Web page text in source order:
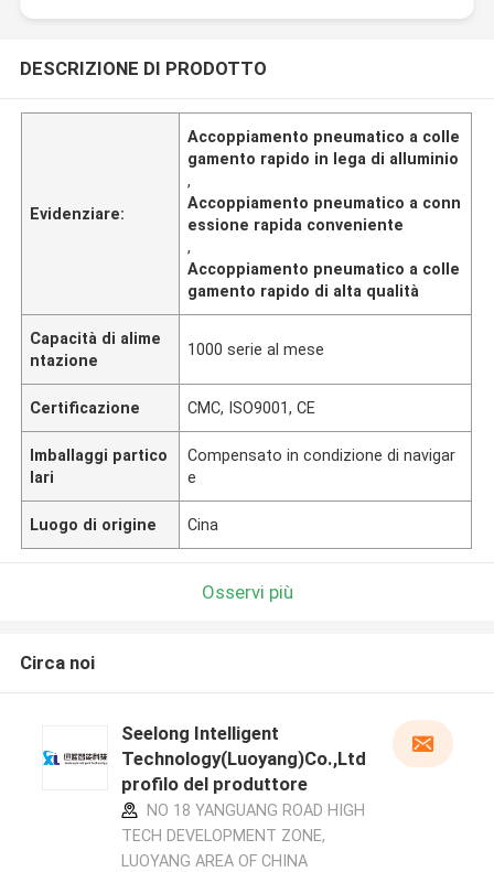
DESCRIZIONE DI PRODOTTO
Evidenziare:
Accoppiamento pneumatico a colle
gamento rapido in lega di alluminio
,
Accoppiamento pneumatico a conn
essione rapida conveniente
,
Accoppiamento pneumatico a colle
gamento rapido di alta qualità
Capacità di alime
ntazione
1000 serie al mese
Certificazione CMC, ISO9001, CE
Imballaggi partico
lari
Compensato in condizione di navigar
e
Luogo di origine Cina
Osservi più
Circa noi
Seelong Intelligent
Technology(Luoyang)Co.,Ltd
profilo del produttore
NO 18 YANGUANG ROAD HIGH
TECH DEVELOPMENT ZONE,
LUOYANG AREA OF CHINA